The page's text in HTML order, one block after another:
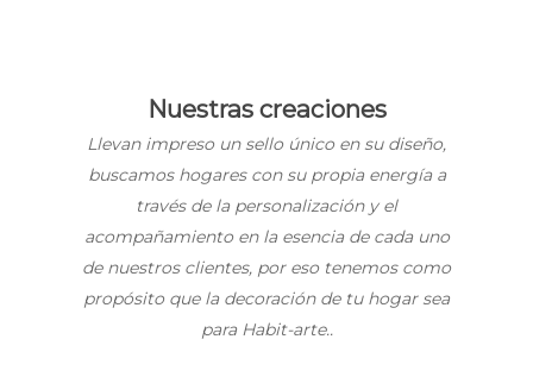
Nuestras creaciones
Llevan impreso un sello único en su diseño,
buscamos hogares con su propia energía a
través de la personalización y el
acompañamiento en la esencia de cada uno
de nuestros clientes, por eso tenemos como
propósito que la decoración de tu hogar sea
para Habit-arte..